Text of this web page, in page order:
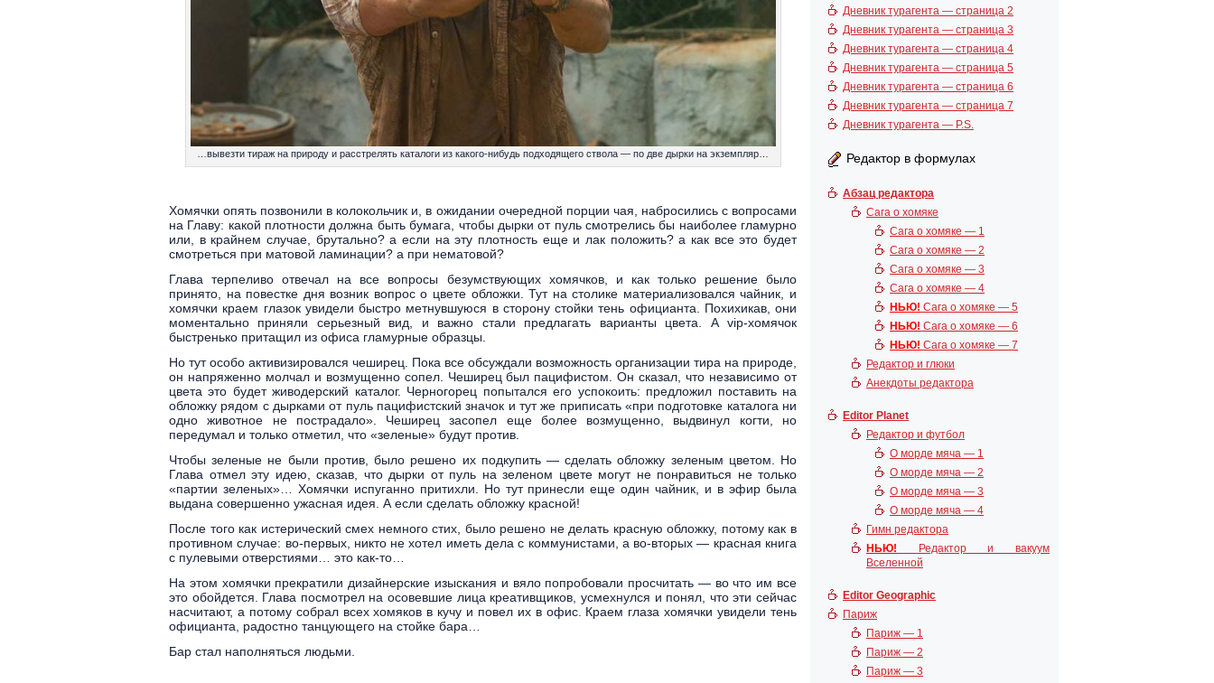
…вывезти тираж на природу и расстрелять каталоги из какого-нибудь подходящего ствола — по две дырки на экземпляр…
Хомячки опять позвонили в колокольчик и, в ожидании очередной порции чая, набросились с вопросами
на Главу: какой плотности должна быть бумага, чтобы дырки от пуль смотрелись бы наиболее гламурно
или, в крайнем случае, брутально? а если на эту плотность еще и лак положить? а как все это будет
смотреться при матовой ламинации? а при нематовой?
Глава терпеливо отвечал на все вопросы безумствующих хомячков, и как только решение было
принято, на повестке дня возник вопрос о цвете обложки. Тут на столике материализовался чайник, и
хомячки краем глазок увидели быстро метнувшуюся в сторону стойки тень официанта. Похихикав, они
моментально приняли серьезный вид, и важно стали предлагать варианты цвета. А vip-хомячок
быстренько притащил из офиса гламурные образцы.
Но тут особо активизировался чеширец. Пока все обсуждали возможность организации тира на природе,
он напряженно молчал и возмущенно сопел. Чеширец был пацифистом. Он сказал, что независимо от
цвета это будет живодерский каталог. Черногорец попытался его успокоить: предложил поставить на
обложку рядом с дырками от пуль пацифистский значок и тут же приписать «при подготовке каталога ни
одно животное не пострадало». Чеширец засопел еще более возмущенно, выдвинул когти, но
передумал и только отметил, что «зеленые» будут против.
Чтобы зеленые не были против, было решено их подкупить — сделать обложку зеленым цветом. Но
Глава отмел эту идею, сказав, что дырки от пуль на зеленом цвете могут не понравиться не только
«партии зеленых»… Хомячки испуганно притихли. Но тут принесли еще один чайник, и в эфир была
выдана совершенно ужасная идея. А если сделать обложку красной!
После того как истерический смех немного стих, было решено не делать красную обложку, потому как в
противном случае: во-первых, никто не хотел иметь дела с коммунистами, а во-вторых — красная книга
с пулевыми отверстиями… это как-то…
На этом хомячки прекратили дизайнерские изыскания и вяло попробовали просчитать — во что им все
это обойдется. Глава посмотрел на осовевшие лица креативщиков, усмехнулся и понял, что эти сейчас
насчитают, а потому собрал всех хомяков в кучу и повел их в офис. Краем глаза хомячки увидели тень
официанта, радостно танцующего на стойке бара…
Бар стал наполняться людьми.
Дневник турагента — страница 2
Дневник турагента — страница 3
Дневник турагента — страница 4
Дневник турагента — страница 5
Дневник турагента — страница 6
Дневник турагента — страница 7
Дневник турагента — P.S.
Редактор в формулах
Абзац редактора
Сага о хомяке
Сага о хомяке — 1
Сага о хомяке — 2
Сага о хомяке — 3
Сага о хомяке — 4
НЬЮ! Сага о хомяке — 5
НЬЮ! Сага о хомяке — 6
НЬЮ! Сага о хомяке — 7
Редактор и глюки
Анекдоты редактора
Editor Planet
Редактор и футбол
О морде мяча — 1
О морде мяча — 2
О морде мяча — 3
О морде мяча — 4
Гимн редактора
НЬЮ! Редактор и вакуум
Вселенной
Editor Geographic
Париж
Париж — 1
Париж — 2
Париж — 3